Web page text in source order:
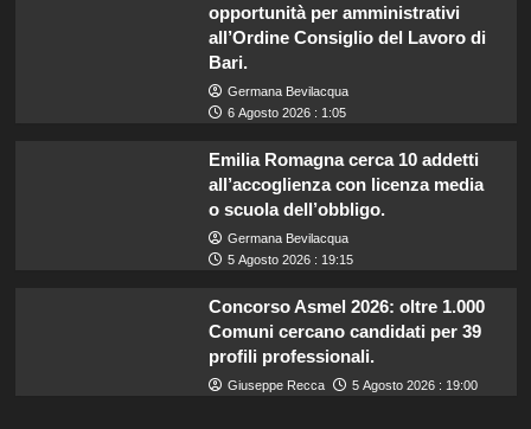
opportunità per amministrativi
all’Ordine Consiglio del Lavoro di
Bari.
Germana Bevilacqua
6 Agosto 2026 : 1:05
Emilia Romagna cerca 10 addetti
all’accoglienza con licenza media
o scuola dell’obbligo.
Germana Bevilacqua
5 Agosto 2026 : 19:15
Concorso Asmel 2026: oltre 1.000
Comuni cercano candidati per 39
profili professionali.
Giuseppe Recca 5 Agosto 2026 : 19:00